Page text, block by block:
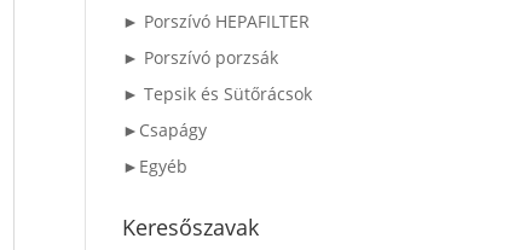
► Porszívó HEPAFILTER
► Porszívó porzsák
► Tepsik és Sütőrácsok
►Csapágy
►Egyéb
Keresőszavak